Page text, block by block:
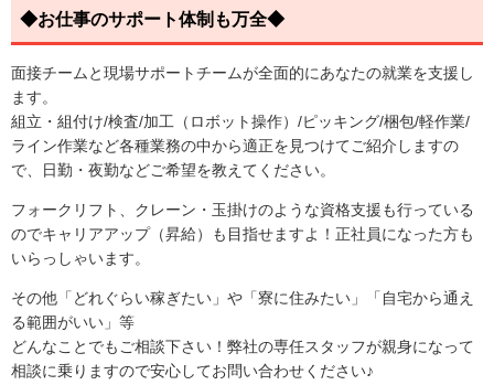
◆お仕事のサポート体制も万全◆
面接チームと現場サポートチームが全面的にあなたの就業を支援し
ます。
組立・組付け/検査/加工（ロボット操作）/ピッキング/梱包/軽作業/
ライン作業など各種業務の中から適正を見つけてご紹介しますの
で、日勤・夜勤などご希望を教えてください。
フォークリフト、クレーン・玉掛けのような資格支援も行っている
のでキャリアアップ（昇給）も目指せますよ！正社員になった方も
いらっしゃいます。
その他「どれぐらい稼ぎたい」や「寮に住みたい」「自宅から通え
る範囲がいい」等
どんなことでもご相談下さい！弊社の専任スタッフが親身になって
相談に乗りますので安心してお問い合わせください♪